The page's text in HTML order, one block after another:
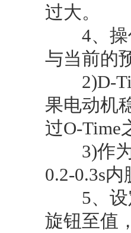
过大。
4、操作
与当前的
2)D-
果电动机
过O-Time
3)作为
0.2-0.3s
5、设定
旋钮至值